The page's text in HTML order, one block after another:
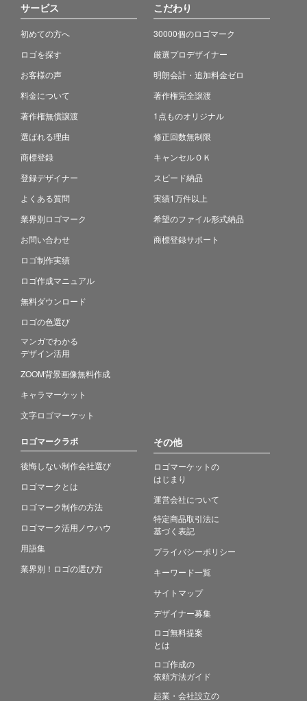
サービス
初めての方へ
ロゴを探す
お客様の声
料金について
著作権無償譲渡
選ばれる理由
商標登録
登録デザイナー
よくある質問
業界別ロゴマーク
お問い合わせ
ロゴ制作実績
ロゴ作成マニュアル
無料ダウンロード
ロゴの色選び
マンガでわかる
デザイン活用
ZOOM背景画像無料作成
キャラマーケット
文字ロゴマーケット
こだわり
30000個のロゴマーク
厳選プロデザイナー
明朗会計・追加料金ゼロ
著作権完全譲渡
1点ものオリジナル
修正回数無制限
キャンセルＯＫ
スピード納品
実績1万件以上
希望のファイル形式納品
商標登録サポート
ロゴマークラボ
後悔しない制作会社選び
ロゴマークとは
ロゴマーク制作の方法
ロゴマーク活用ノウハウ
用語集
業界別！ロゴの選び方
その他
ロゴマーケットの
はじまり
運営会社について
特定商品取引法に
基づく表記
プライバシーポリシー
キーワード一覧
サイトマップ
デザイナー募集
ロゴ無料提案
とは
ロゴ作成の
依頼方法ガイド
起業・会社設立の